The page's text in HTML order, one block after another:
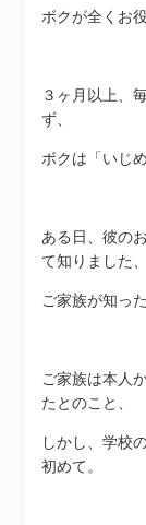
ボクが全くお
３ヶ月以上、
ず、
ボクは「いじ
ある日、彼の
て知りました、
ご家族が知っ
ご家族は本人
たとのこと、
しかし、学校
初めて。